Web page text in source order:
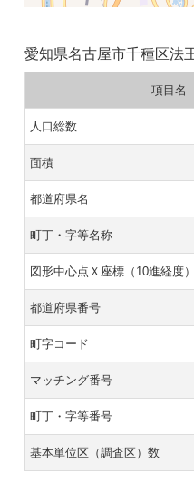
愛知県名古屋市千種区法
項目名
人口総数
面積
都道府県名
町丁・字等名称
図形中心点Ｘ座標（10進経度）
都道府県番号
町字コード
マッチング番号
町丁・字等番号
基本単位区（調査区）数